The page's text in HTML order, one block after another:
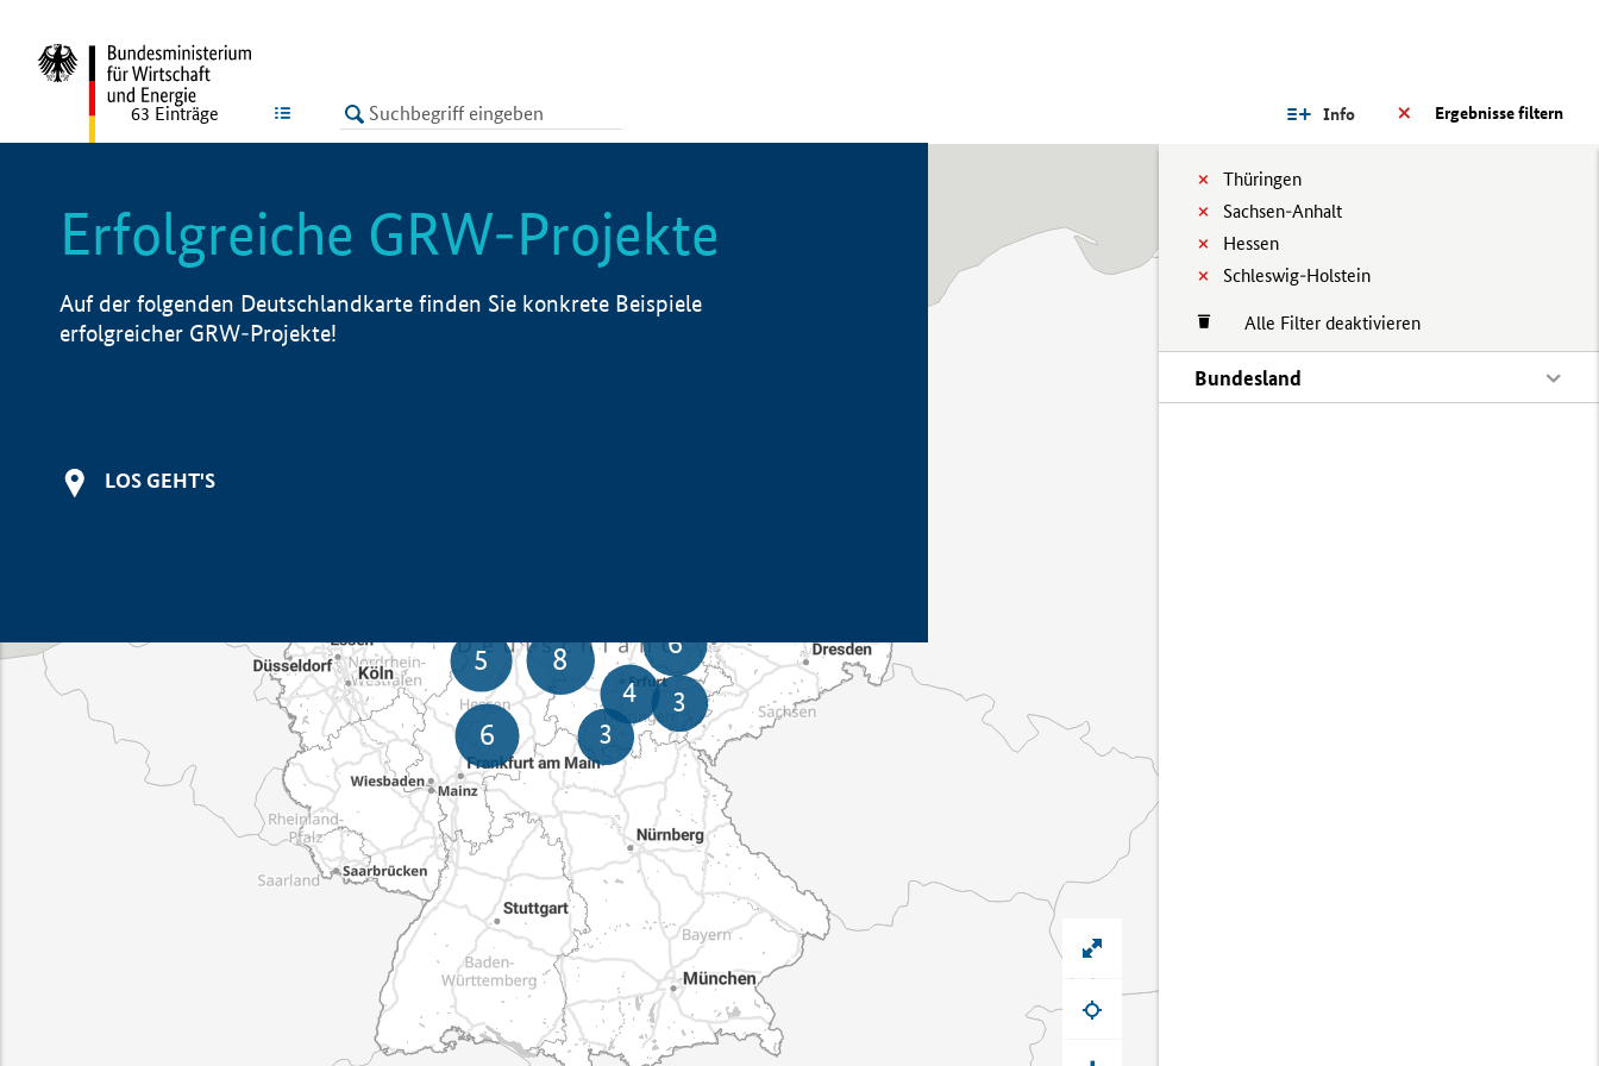
LISTE Ergebnisse filtern
Info
Thüringen
Sachsen-Anhalt
Hessen
Schleswig-Holstein
Alle Filter deaktivieren
Bundesland
63 Einträge
Erfolgreiche GRW-Projekte
Auf der folgenden Deutschlandkarte finden Sie konkrete Beispiele
erfolgreicher GRW-Projekte!
LOS GEHT'S